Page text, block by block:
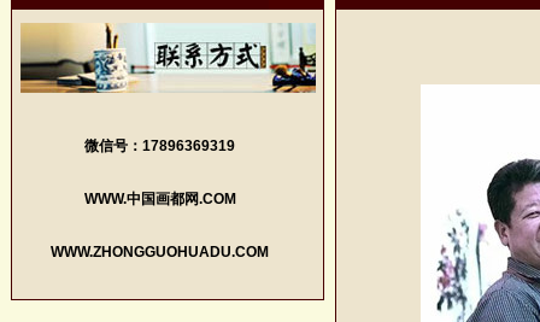
微信号：17896369319
WWW.中国画都网.COM
WWW.ZHONGGUOHUADU.COM